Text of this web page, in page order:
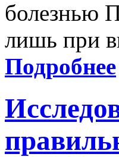
болезнью
лишь при
Подробнее